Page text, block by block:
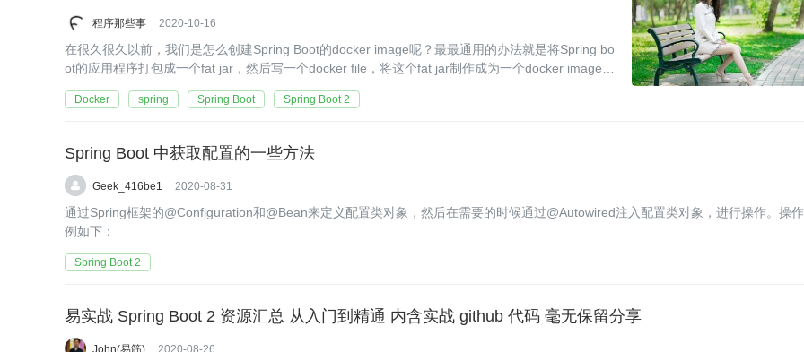
程序那些事 2020-10-16
在很久很久以前，我们是怎么创建Spring Boot的docker image呢？最最通用的办法就是将Spring bo
ot的应用程序打包成一个fat jar，然后写一个docker file，将这个fat jar制作成为一个docker image然
Docker spring Spring Boot Spring Boot 2
Spring Boot 中获取配置的一些方法
Geek_416be1 2020-08-31
通过Spring框架的@Configuration和@Bean来定义配置类对象，然后在需要的时候通过@Autowired注入配置类对象，进行操作。操
例如下：
Spring Boot 2
易实战 Spring Boot 2 资源汇总 从入门到精通 内含实战 github 代码 毫无保留分享
John(易筋) 2020-08-26